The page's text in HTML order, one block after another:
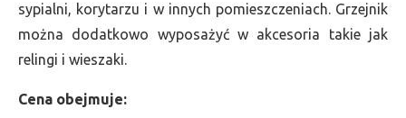
sypialni, korytarzu i w innych pomieszczeniach. Grzejnik
można dodatkowo wyposażyć w akcesoria takie jak
relingi i wieszaki.
Cena obejmuje: